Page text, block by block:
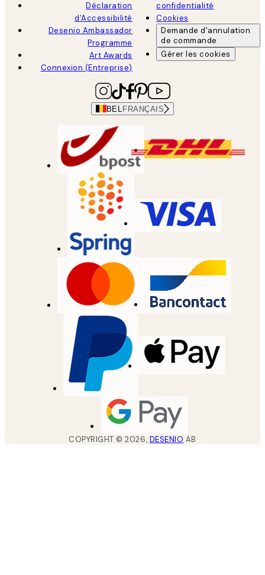
Déclaration
d'Accessibilité
Desenio Ambassador
Programme
Art Awards
Connexion (Entreprise)
confidentialité
Cookies
Demande d'annulation
de commande
Gérer les cookies
BEL FRANÇAIS
COPYRIGHT ©2026, DESENIO AB